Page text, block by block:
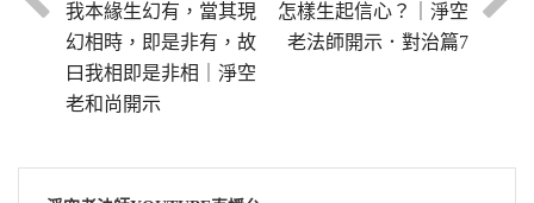
我本緣生幻有，當其現
幻相時，即是非有，故
曰我相即是非相｜淨空
老和尚開示
怎樣生起信心？｜淨空
老法師開示．對治篇7